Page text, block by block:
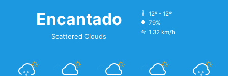
Encantado
Scattered Clouds
12º - 12º
79%
1.32 km/h